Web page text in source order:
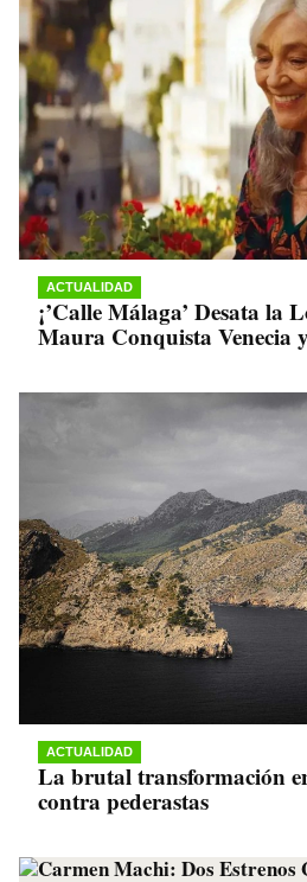
ACTUALIDAD
¡’Calle Málaga’ Desata la
Maura Conquista Venecia
ACTUALIDAD
La brutal transformación
contra pederastas